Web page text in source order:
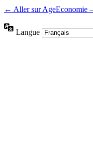
← Aller sur AgeEconomie
Langue